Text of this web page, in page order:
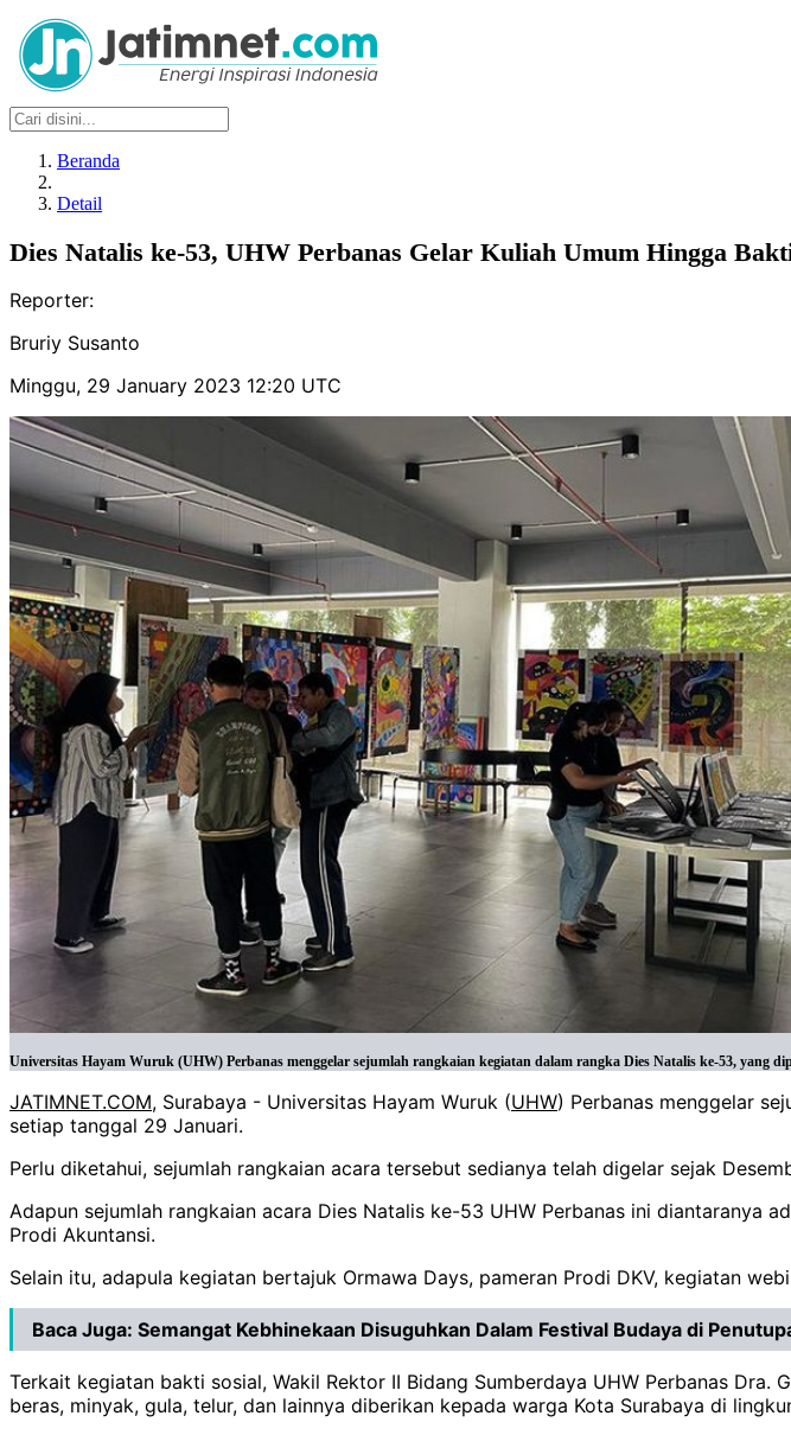
Beranda
Detail
Dies Natalis ke-53, UHW Perbanas Gelar Kuliah Umum Hingga
Reporter:
Bruriy Susanto
Minggu, 29 January 2023 12:20 UTC
Universitas Hayam Wuruk (UHW) Perbanas menggelar sejumlah rangkaian kegiatan dalam rangka Dies Natalis ke-53, yang
JATIMNET.COM, Surabaya - Universitas Hayam Wuruk (UHW) Perbanas menggelar
setiap tanggal 29 Januari.
Perlu diketahui, sejumlah rangkaian acara tersebut sedianya telah digelar sejak
Adapun sejumlah rangkaian acara Dies Natalis ke-53 UHW Perbanas ini diantaranya
Prodi Akuntansi.
Selain itu, adapula kegiatan bertajuk Ormawa Days, pameran Prodi DKV, kegiatan
Baca Juga: Semangat Kebhinekaan Disuguhkan Dalam Festival Budaya di
Terkait kegiatan bakti sosial, Wakil Rektor II Bidang Sumberdaya UHW Perbanas
beras, minyak, gula, telur, dan lainnya diberikan kepada warga Kota Surabaya di